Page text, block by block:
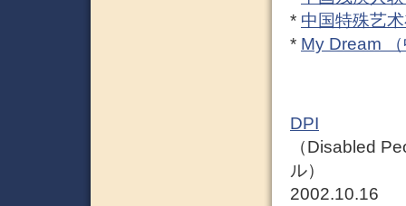
* 中国特殊艺
* My Dream
DPI
（Disabled
ル）
2002.10.16